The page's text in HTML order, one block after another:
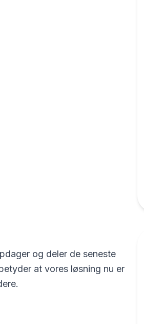
og deler de seneste
at vores løsning nu er